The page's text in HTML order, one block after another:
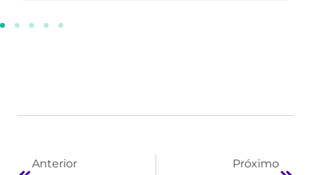
Anterior Próximo